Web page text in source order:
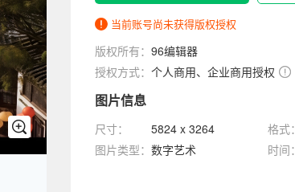
当前账号尚未获得版权授权
版权所有： 96编辑器
授权方式： 个人商用、企业商用授权
图片信息
尺寸： 5824 x 3264 格式：
图片类型： 数字艺术 时间：